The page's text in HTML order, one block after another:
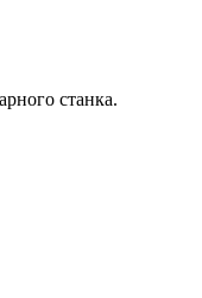
станка.